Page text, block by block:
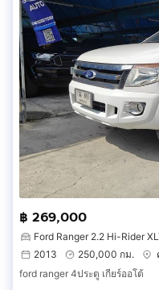
฿ 269,000
Ford Ranger 2.2 Hi-Rider
2013
250,000 กม.
ford ranger 4ประตู เกียร์ออโต้